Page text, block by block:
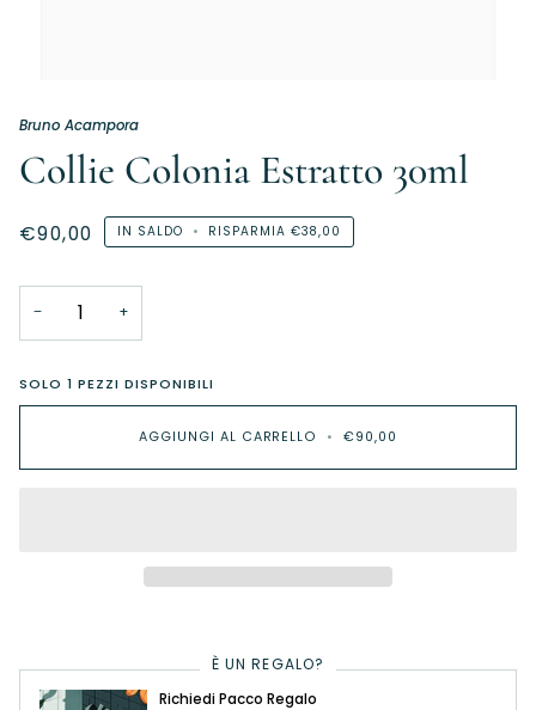
Bruno Acampora
Collie Colonia Estratto 30ml
€90,00 IN SALDO • RISPARMIA €38,00
− +
SOLO1 PEZZI DISPONIBILI
AGGIUNGI AL CARRELLO • €90,00
È UN REGALO?
Richiedi Pacco Regalo